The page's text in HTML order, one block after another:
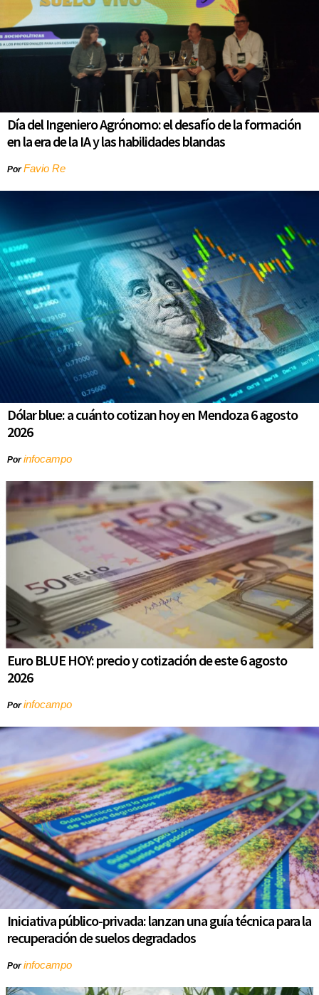
Día del Ingeniero Agrónomo: el desafío de la formación
en la era de la IA y las habilidades blandas
PorFavio Re
Dólar blue: a cuánto cotizan hoy en Mendoza 6 agosto
2026
Porinfocampo
Euro BLUE HOY: precio y cotización de este 6 agosto
2026
Porinfocampo
Iniciativa público-privada: lanzan una guía técnica para la
recuperación de suelos degradados
Porinfocampo